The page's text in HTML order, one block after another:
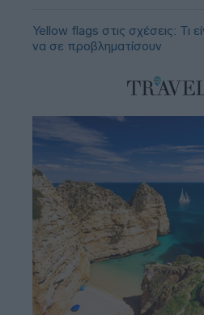
Yellow flags στις σχέσεις: Τι
να σε προβληματίσουν